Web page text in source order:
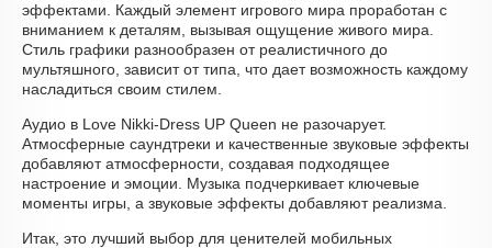
эффектами. Каждый элемент игрового мира проработан с
вниманием к деталям, вызывая ощущение живого мира.
Стиль графики разнообразен от реалистичного до
мультяшного, зависит от типа, что дает возможность каждому
насладиться своим стилем.
Аудио в Love Nikki-Dress UP Queen не разочарует.
Атмосферные саундтреки и качественные звуковые эффекты
добавляют атмосферности, создавая подходящее
настроение и эмоции. Музыка подчеркивает ключевые
моменты игры, а звуковые эффекты добавляют реализма.
Итак, это лучший выбор для ценителей мобильных